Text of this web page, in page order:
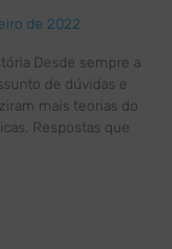
de 2022
Desde sempre a
de dúvidas e
mais teorias do
Respostas que